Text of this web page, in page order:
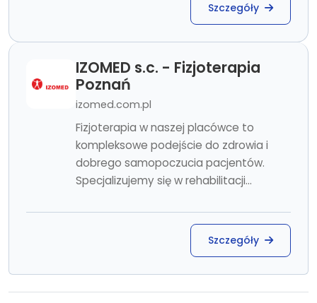
Szczegóły
IZOMED s.c. - Fizjoterapia
Poznań
izomed.com.pl
Fizjoterapia w naszej placówce to
kompleksowe podejście do zdrowia i
dobrego samopoczucia pacjentów.
Specjalizujemy się w rehabilitacji...
Szczegóły